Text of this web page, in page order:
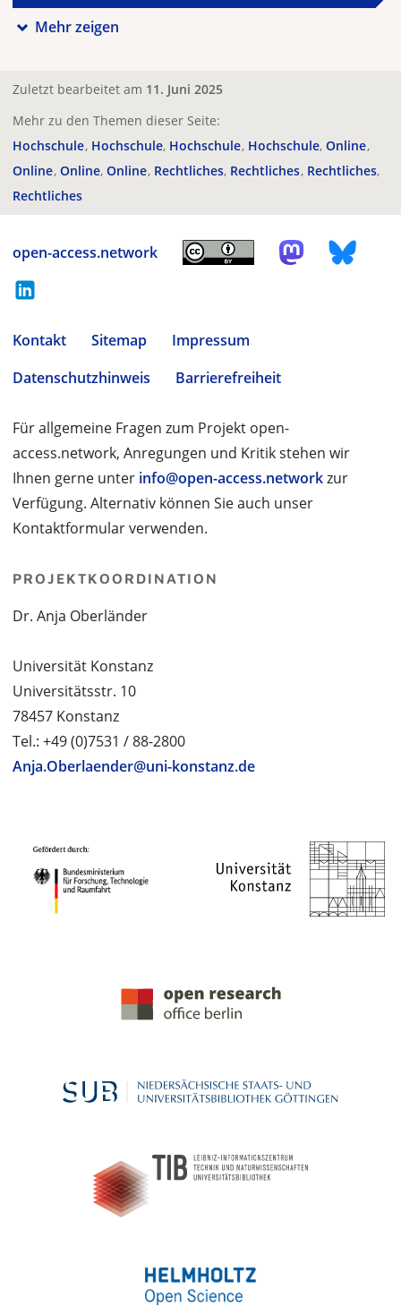
Mehr zeigen
Zuletzt bearbeitet am 11. Juni 2025
Mehr zu den Themen dieser Seite:
Hochschule Hochschule Hochschule Hochschule Online
Online Online Online Rechtliches Rechtliches Rechtliches
Rechtliches
open-access.network
Kontakt Sitemap
Impressum
Datenschutzhinweis
Barrierefreiheit
Für allgemeine Fragen zum Projekt open-
access.network, Anregungen und Kritik stehen wir
Ihnen gerne unter info@open-access.networkzur
Verfügung. Alternativ können Sie auch unser
Kontaktformular verwenden.
PROJEKTKOORDINATION
Dr. Anja Oberländer
Universität Konstanz
Universitätsstr. 10
78457 Konstanz
Tel.: +49 (0)7531 / 88-2800
Anja.Oberlaender@uni-konstanz.de